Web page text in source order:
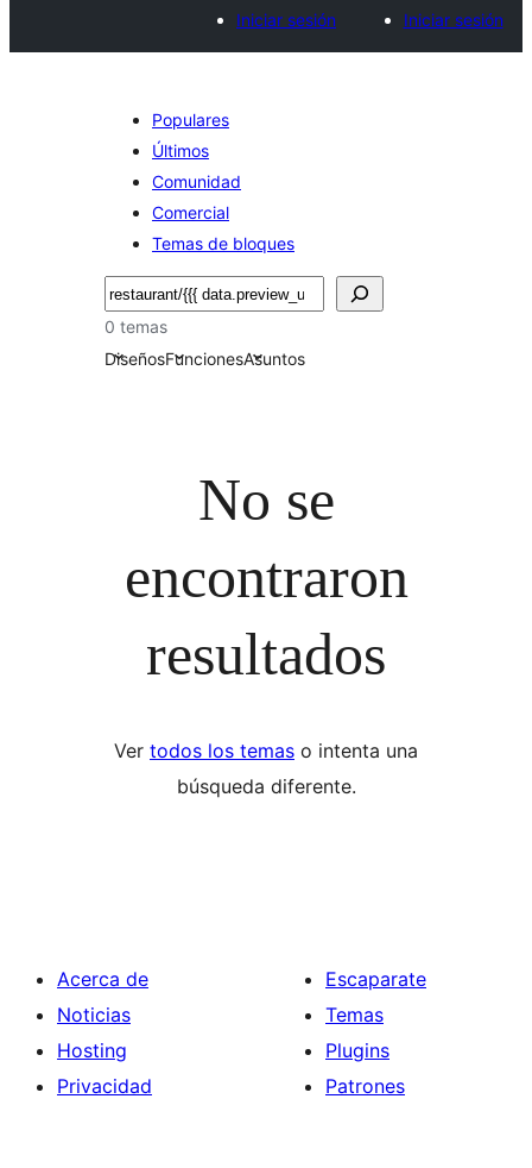
Iniciar sesión
Iniciar sesión
Populares
Últimos
Comunidad
Comercial
Temas de bloques
Buscar
0 temas
DiseñosFuncionesAsuntos
No se
encontraron
resultados
Ver todos los temas o intenta una
búsqueda diferente.
Acerca de
Noticias
Hosting
Privacidad
Escaparate
Temas
Plugins
Patrones